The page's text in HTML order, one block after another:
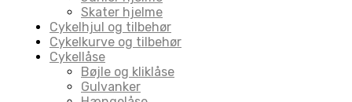
Skater hjelme
Cykelhjul og tilbehør
Cykelkurve og tilbehør
Cykellåse
Bøjle og kliklåse
Gulvanker